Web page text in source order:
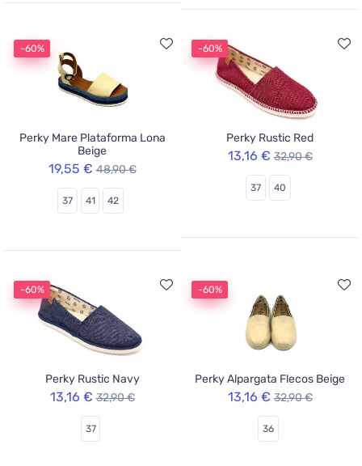
-60%
Perky Mare Plataforma Lona
Beige
19,55 € 48,90 €
37 41 42
-60%
Perky Rustic Red
13,16 € 32,90 €
37 40
-60%
Perky Rustic Navy
13,16 € 32,90 €
37
-60%
Perky Alpargata Flecos Beige
13,16 € 32,90 €
36